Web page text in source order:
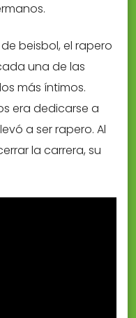
beisbol, el rapero
una de las
más íntimos.
era dedicarse a
a ser rapero. Al
la carrera, su